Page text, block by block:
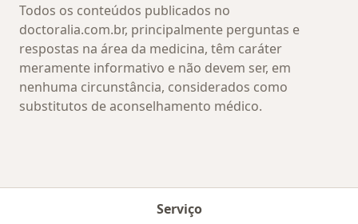
Todos os conteúdos publicados no
doctoralia.com.br, principalmente perguntas e
respostas na área da medicina, têm caráter
meramente informativo e não devem ser, em
nenhuma circunstância, considerados como
substitutos de aconselhamento médico.
Serviço